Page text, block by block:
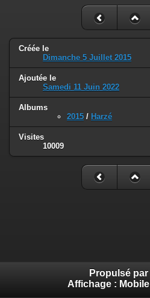
Créée le
Dimanche 5 Juillet 2015
Ajoutée le
Samedi 11 Juin 2022
Albums
2015 / Harzé
Visites
10009
Propulsé par
Affichage : Mobile